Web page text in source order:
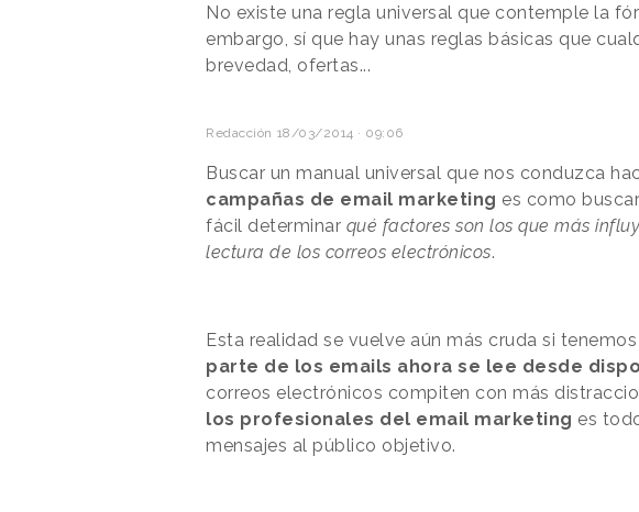
No existe una regla universal que contemple la
embargo, sí que hay unas reglas básicas que
brevedad, ofertas...
Redacción 18/03/2014 · 09:06
Buscar un manual universal que nos conduzca
campañas de email marketing es como
fácil determinar qué factores son los que más
lectura de los correos electrónicos.
Esta realidad se vuelve aún más cruda si
parte de los emails ahora se lee desde
correos electrónicos compiten con más
los profesionales del email marketing es
mensajes al público objetivo.